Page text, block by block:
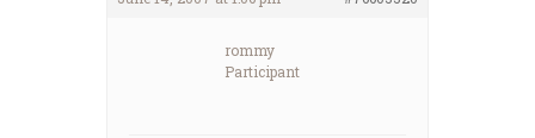
rommy
Participant